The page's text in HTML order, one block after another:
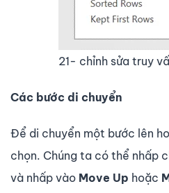
21- chỉnh sửa truy
Các bước di chuyển
Để di chuyển một bước lên
chọn. Chúng ta có thể nhấp
và nhấp vào Move Up hoặc